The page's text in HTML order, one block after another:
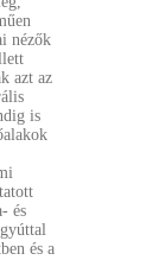
nézők
azt az
is
és
és a